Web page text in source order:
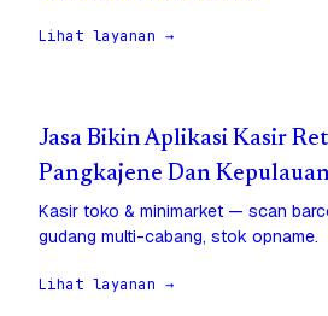
Lihat layanan →
Jasa Bikin Aplikasi Kasir
Pangkajene Dan
Kasir toko & minimarket — scan
gudang multi-cabang, stok opname.
Lihat layanan →